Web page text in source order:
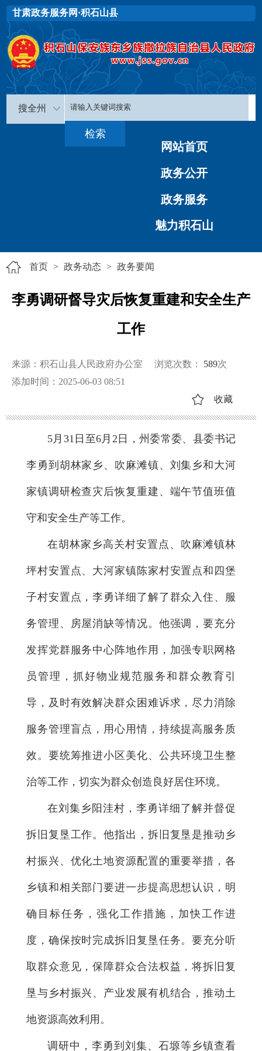
甘肃政务服务网·积石山县
搜全州
网站首页
政务公开
政务服务
魅力积石山
首页 > 政务动态 > 政务要闻
李勇调研督导灾后恢复重建和安全生产
工作
来源：积石山县人民政府办公室 浏览次数： 589次
添加时间：2025-06-03 08:51
收藏
5月31日至6月2日，州委常委、县委书记
李勇到胡林家乡、吹麻滩镇、刘集乡和大河
家镇调研检查灾后恢复重建、端午节值班值
守和安全生产等工作。
在胡林家乡高关村安置点、吹麻滩镇林
坪村安置点、大河家镇陈家村安置点和四堡
子村安置点，李勇详细了解了群众入住、服
务管理、房屋消缺等情况。他强调，要充分
发挥党群服务中心阵地作用，加强专职网格
员管理，抓好物业规范服务和群众教育引
导，及时有效解决群众困难诉求，尽力消除
服务管理盲点，用心用情，持续提高服务质
效。要统筹推进小区美化、公共环境卫生整
治等工作，切实为群众创造良好居住环境。
在刘集乡阳洼村，李勇详细了解并督促
拆旧复垦工作。他指出，拆旧复垦是推动乡
村振兴、优化土地资源配置的重要举措，各
乡镇和相关部门要进一步提高思想认识，明
确目标任务，强化工作措施，加快工作进
度，确保按时完成拆旧复垦任务。要充分听
取群众意见，保障群众合法权益，将拆旧复
垦与乡村振兴、产业发展有机结合，推动土
地资源高效利用。
调研中，李勇到刘集、石塬等乡镇查看